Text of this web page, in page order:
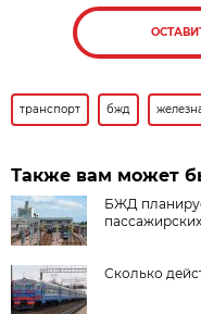
транспорт бжд
Также вам может
БЖД
Сколько